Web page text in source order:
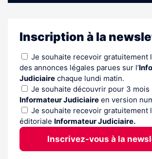
Inscription à la
Je souhaite recevoir gratuitement
des annonces légales parues sur l’
Judiciaire chaque lundi matin.
Je souhaite découvrir pour 3 mois
Informateur Judiciaire en version
Je souhaite recevoir gratuitement
éditoriale Informateur Judiciaire.
Inscrivez-vous à la